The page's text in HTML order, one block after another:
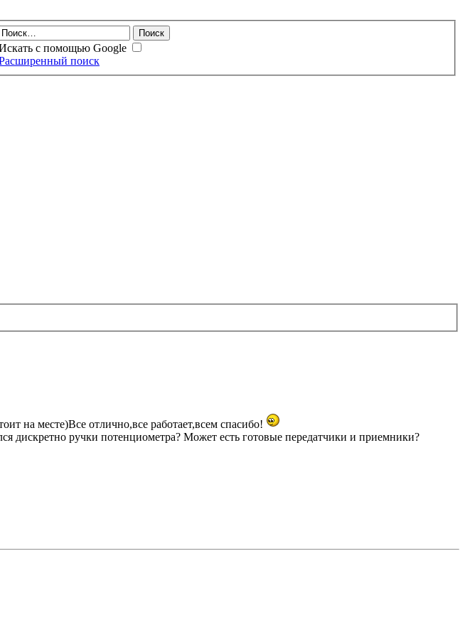
с помощью Google
поиск
на месте)Все отлично,все работает,всем спасибо!
дискретно ручки потенциометра? Может есть готовые передатчики и приемники?